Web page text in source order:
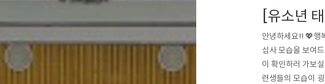
[유소년
안녕하세요!! 💖행
심사 모습을 보여
이 확인하러 가
련생들의 모습이